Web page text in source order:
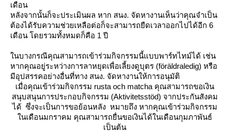
เดือน
หลังจากนั้นก็จะประเมินผล หาก สนง. จัดหางานเห็นว่าคุณจำเป็น
ต้องได้รับความช่วยเหลือต่อก็จะสามารถยืดเวลาออกไปได้อีก 6
เดือน โดยรวมทั้งหมดก็คือ 1 ปี
นบางกรณีคุณสามารถเข้าร่วมกิจกรรมนี้แบบพาร์ทไทม์ได้ เช่น
หากคุณอยู่ระหว่างการลาหยุดเพื่อเลี้ยงดูบุตร (föräldraledig) หรือ
มีอุปสรรคอย่างอื่นที่ทาง สนง. จัดหางานให้การอนุมัติ
เมื่อคุณเข้าร่วมกิจกรรม rusta och matcha คุณสามารถขอเงิน
สนุบสนุนการประกอบกิจกรรม (Aktivitetsstöd) จากประกันสังคม
ได้ ซึ่งจะเป็นการขอย้อนหลัง หมายถึง หากคุณเข้าร่วมกิจกรรม
นเดือนมกราคม คุณสามารถยื่นขอเงินได้ในเดือนกุมภาพันธ์
เป็นต้น